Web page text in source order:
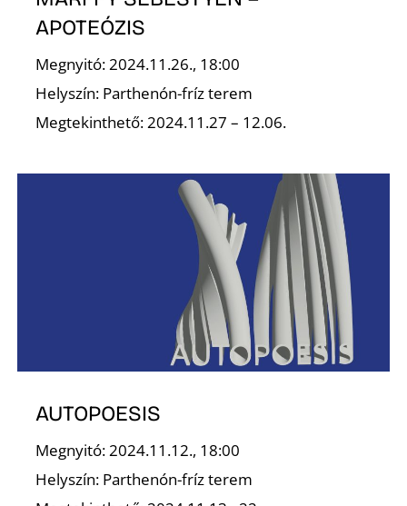
APOTEÓZIS
Megnyitó: 2024.11.26., 18:00
Helyszín: Parthenón-fríz terem
Megtekinthető: 2024.11.27 – 12.06.
AUTOPOESIS
Megnyitó: 2024.11.12., 18:00
Helyszín: Parthenón-fríz terem